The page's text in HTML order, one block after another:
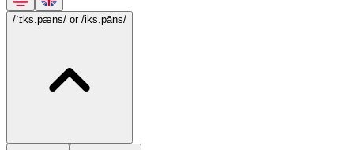
/ˈɪks.pæns/ or /iks.pāns/